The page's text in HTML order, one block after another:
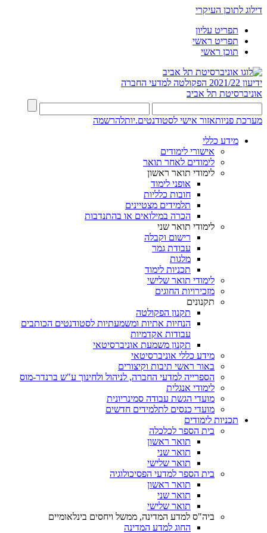
דילוג לתוכן העיקרי
תפריט עליון
תפריט ראשי
תוכן ראשי
ידיעון 2021/22
הפקולטה למדעי החברה
אוניברסיטת תל אביב
מערכת פניותאזור אישי לסטודנטים.יותלהרשמה
מידע כללי
אישורי לימודים
לימודים לאחר תואר
לימודי תואר ראשון
אופני לימוד
חובות כלליות
תלמידים מצטיינים
הכרה במילואים או בהתנדבות
לימודי תואר שני
רישום וקבלה
עבודת גמר
מלגות
תכניות לימוד
לימודי תואר שלישי
מזכירויות החוגים
תקנונים
תקנון הפקולטה
הנחיות אתיות ומשמעתיות לסטודנטים הכותבים
עבודות אקדמיות
תקנון משמעת אוניברסיטאי
מידע כללי אוניברסיטאי
באור ראשי תיבות וקיצורים
הספרייה למדעי החברה, לניהול ולחינוך ע"ש ברנדר-מוס
לימודי אנגלית
מועדי הגשת עבודה סמינריונית
מועדי כנסים לתלמידים חדשים
תכניות לימודים
בית הספר לכלכלה
תואר ראשון
תואר שני
תואר שלישי
בית הספר למדעי הפסיכולוגיה
תואר ראשון
תואר שני
תואר שלישי
ביה"ס למדע המדינה, ממשל ויחסים בינלאומיים
החוג למדע המדינה